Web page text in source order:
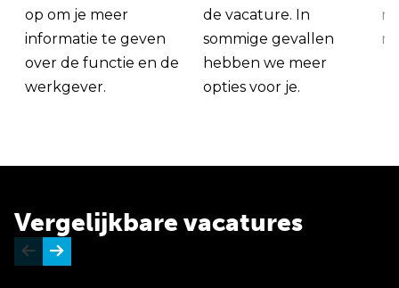
op om je meer
informatie te geven
over de functie en de
werkgever.
de vacature. In
sommige gevallen
hebben we meer
opties voor je.
Vergelijkbare vacatures